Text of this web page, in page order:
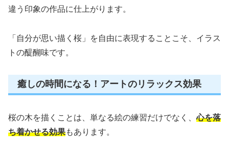
違う印象の作品に仕上がります。
「自分が思い描く桜」を自由に表現することこそ、イラス
トの醍醐味です。
癒しの時間になる！アートのリラックス効果
桜の木を描くことは、単なる絵の練習だけでなく、心を落
ち着かせる効果もあります。